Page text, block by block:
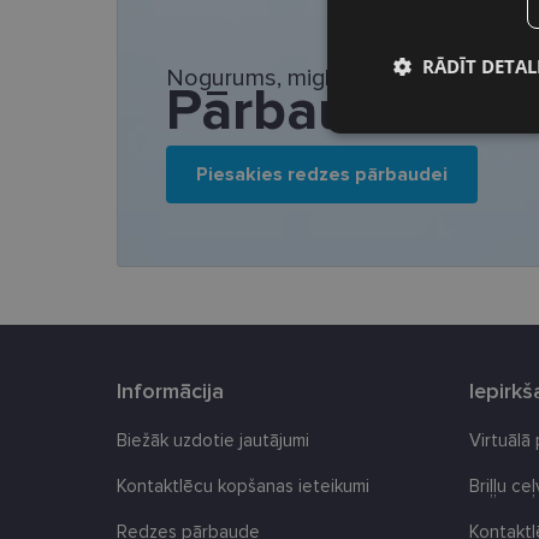
Nogurums, migla vai saspringums
Pārbaudi redzi
Piesakies redzes pārbaudei
Informācija
Biežāk uzdotie jautājumi
Kontaktlēcu kopšanas ieteikumi
Redzes pārbaude
Virtuālā
Briļļu
RĀDĪT
sīkdatnes
tīmekļa vietne
gadus. Šīs noteikti